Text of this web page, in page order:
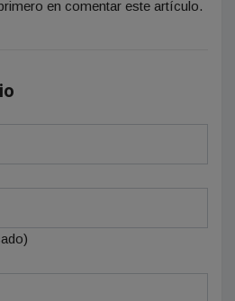
en comentar este artículo.